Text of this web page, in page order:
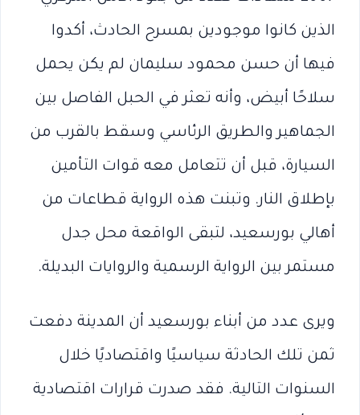
الذين كانوا موجودين بمسرح الحادث، أكدوا
فيها أن حسن محمود سليمان لم يكن يحمل
سلاحًا أبيض، وأنه تعثر في الحبل الفاصل بين
الجماهير والطريق الرئاسي وسقط بالقرب من
السيارة، قبل أن تتعامل معه قوات التأمين
بإطلاق النار. وتبنت هذه الرواية قطاعات من
أهالي بورسعيد، لتبقى الواقعة محل جدل
مستمر بين الرواية الرسمية والروايات البديلة.
ويرى عدد من أبناء بورسعيد أن المدينة دفعت
ثمن تلك الحادثة سياسيًا واقتصاديًا خلال
السنوات التالية. فقد صدرت قرارات اقتصادية